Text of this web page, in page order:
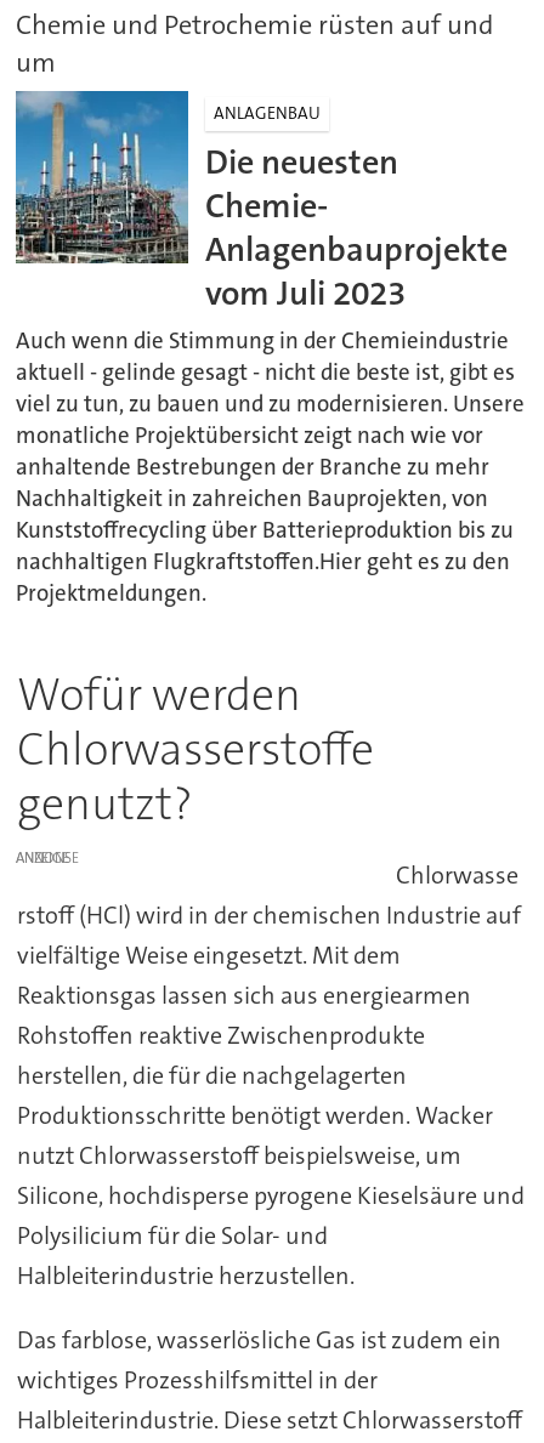
Chemie und Petrochemie rüsten auf und
um
ANLAGENBAU
Die neuesten
Chemie-
Anlagenbauprojekte
vom Juli 2023
Auch wenn die Stimmung in der Chemieindustrie
aktuell - gelinde gesagt - nicht die beste ist, gibt es
viel zu tun, zu bauen und zu modernisieren. Unsere
monatliche Projektübersicht zeigt nach wie vor
anhaltende Bestrebungen der Branche zu mehr
Nachhaltigkeit in zahreichen Bauprojekten, von
Kunststoffrecycling über Batterieproduktion bis zu
nachhaltigen Flugkraftstoffen.Hier geht es zu den
Projektmeldungen.
Wofür werden
Chlorwasserstoffe
genutzt?
ANZEIGE
Chlorwasse
rstoff (HCl) wird in der chemischen Industrie auf
vielfältige Weise eingesetzt. Mit dem
Reaktionsgas lassen sich aus energiearmen
Rohstoffen reaktive Zwischenprodukte
herstellen, die für die nachgelagerten
Produktionsschritte benötigt werden. Wacker
nutzt Chlorwasserstoff beispielsweise, um
Silicone, hochdisperse pyrogene Kieselsäure und
Polysilicium für die Solar- und
Halbleiterindustrie herzustellen.
Das farblose, wasserlösliche Gas ist zudem ein
wichtiges Prozesshilfsmittel in der
Halbleiterindustrie. Diese setzt Chlorwasserstoff